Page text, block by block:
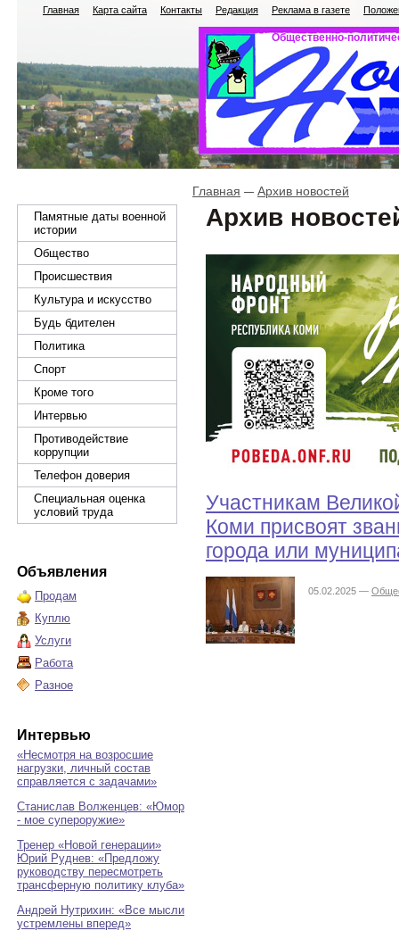
Главная Карта сайта Контакты Редакция Реклама в газете
Общественно-
Памятные даты военной
истории
Общество
Происшествия
Культура и искусство
Будь бдителен
Политика
Спорт
Кроме того
Интервью
Противодействие
коррупции
Телефон доверия
Специальная оценка
условий труда
Объявления
Продам
Куплю
Услуги
Работа
Разное
Интервью
«Несмотря на возросшие
нагрузки, личный состав
справляется с задачами»
Станислав Волженцев: «Юмор
- мое супероружие»
Тренер «Новой генерации»
Юрий Руднев: «Предложу
руководству пересмотреть
трансферную политику клуба»
Андрей Нутрихин: «Все мысли
устремлены вперед»
Главная Архив новостей
Архив
Участникам
Коми присвоят
города или
05.02.2025 —